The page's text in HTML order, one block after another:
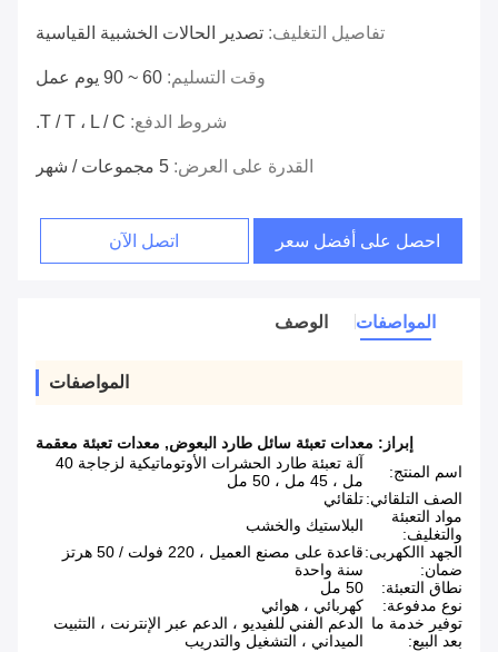
تفاصيل التغليف: تصدير الحالات الخشبية القياسية
وقت التسليم: 60 ~ 90 يوم عمل
شروط الدفع: T / T ، L / C.
القدرة على العرض: 5 مجموعات / شهر
احصل على أفضل سعر اتصل الآن
المواصفات الوصف
المواصفات
إبراز: معدات تعبئة سائل طارد البعوض, معدات تعبئة معقمة
اسم المنتج:
آلة تعبئة طارد الحشرات الأوتوماتيكية لزجاجة 40
مل ، 45 مل ، 50 مل
الصف التلقائي:تلقائي
مواد التعبئة
والتغليف:
البلاستيك والخشب
الجهد االكهربى:قاعدة على مصنع العميل ، 220 فولت / 50 هرتز
ضمان:
سنة واحدة
نطاق التعبئة:
50 مل
نوع مدفوعة:
كهربائي ، هوائي
توفير خدمة ما
بعد البيع:
الدعم الفني للفيديو ، الدعم عبر الإنترنت ، التثبيت
الميداني ، التشغيل والتدريب